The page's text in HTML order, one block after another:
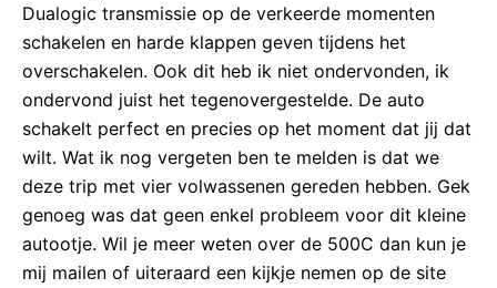
Dualogic transmissie op de verkeerde momenten
schakelen en harde klappen geven tijdens het
overschakelen. Ook dit heb ik niet ondervonden, ik
ondervond juist het tegenovergestelde. De auto
schakelt perfect en precies op het moment dat jij dat
wilt. Wat ik nog vergeten ben te melden is dat we
deze trip met vier volwassenen gereden hebben. Gek
genoeg was dat geen enkel probleem voor dit kleine
autootje. Wil je meer weten over de 500C dan kun je
mij mailen of uiteraard een kijkje nemen op de site